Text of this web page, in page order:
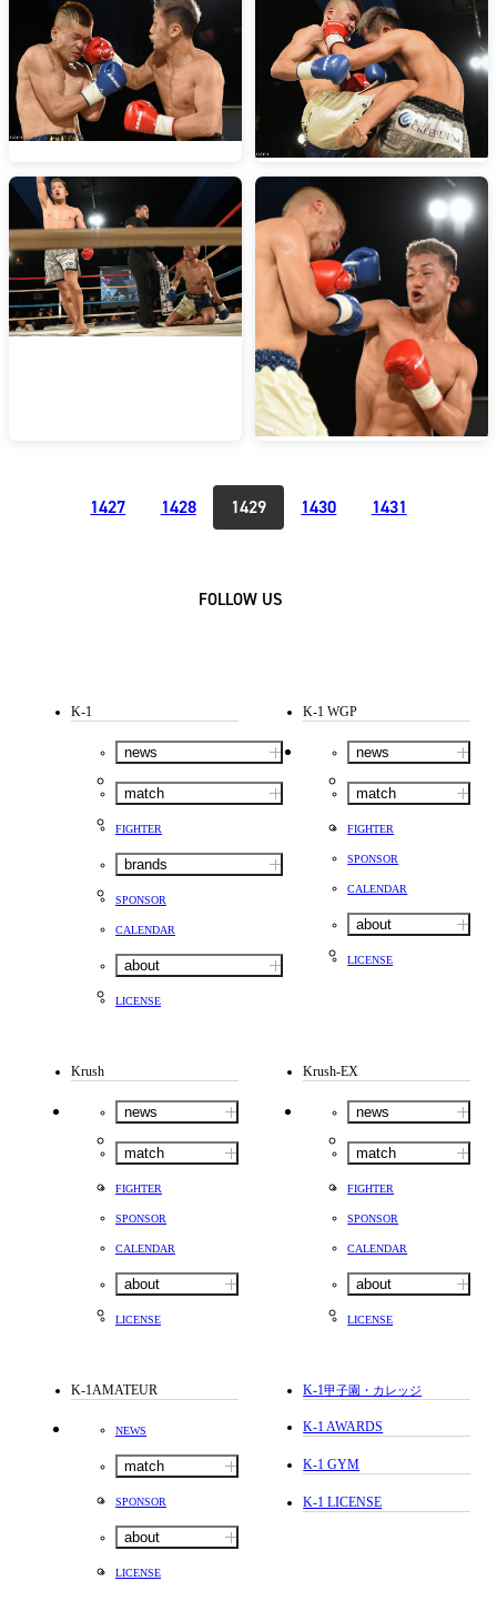
1427 1428 1429 1430 1431
FOLLOW US
K-1
news
match
FIGHTER
brands
SPONSOR
CALENDAR
about
LICENSE
K-1 WGP
news
match
FIGHTER
SPONSOR
CALENDAR
about
LICENSE
Krush
news
match
FIGHTER
SPONSOR
CALENDAR
about
LICENSE
Krush-EX
news
match
FIGHTER
SPONSOR
CALENDAR
about
LICENSE
K-1AMATEUR
NEWS
match
SPONSOR
about
LICENSE
K-1甲子園・カレッジ
K-1 AWARDS
K-1 GYM
K-1 LICENSE